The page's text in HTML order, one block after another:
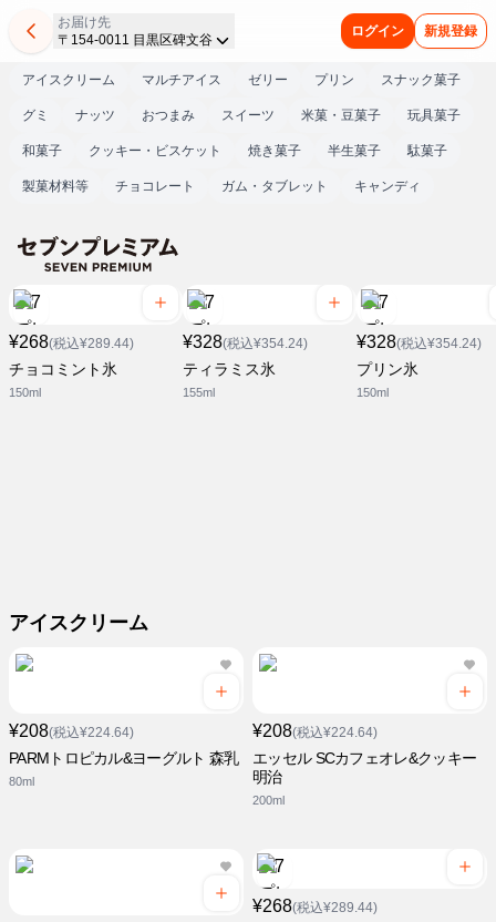
お届け先
〒154-0011 目黒区碑文谷
ログイン 新規登録
アイスクリーム マルチアイス ゼリー プリン スナック菓子
グミ ナッツ おつまみ スイーツ 米菓・豆菓子 玩具菓子
和菓子 クッキー・ビスケット 焼き菓子 半生菓子 駄菓子
製菓材料等 チョコレート ガム・タブレット キャンディ
¥268(税込¥289.44)
チョコミント氷
150ml
¥328(税込¥354.24)
ティラミス氷
155ml
¥328(税込¥354.24)
プリン氷
150ml
アイスクリーム
¥208(税込¥224.64)
PARMトロピカル&ヨーグルト 森乳
80ml
¥208(税込¥224.64)
エッセル SCカフェオレ&クッキー
明治
200ml
¥268(税込¥289.44)